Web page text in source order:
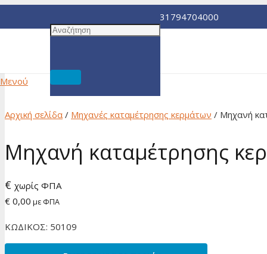
ΑΡ. Γ.Ε.ΜΗ. 131794704000
Μενού
Αρχική σελίδα / Μηχανές καταμέτρησης κερμάτων / Μηχανή
Μηχανή καταμέτρησης
€ χωρίς ΦΠΑ
€ 0,00 με ΦΠΑ
ΚΩΔΙΚΟΣ: 50109